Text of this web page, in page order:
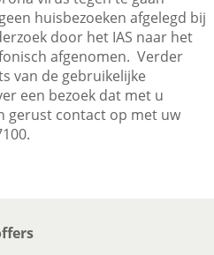
huisbezoeken afgelegd bij
door het IAS naar het
afgenomen. Verder
van de gebruikelijke
een bezoek dat met u
gerust contact op met uw